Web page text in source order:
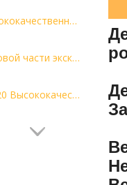
Bulldoer d375 Высококачественный верхний ролик Верхний ролик Несущий ролик по конкурентоспособной цене
Запчасти для ходовой части экскаватора с завода Запчасти для гусеничного ролика Рама экскаватора в сборе Верхний несущий EX100 Верхний ролик
Экскаватор CAT320 Высококачественный верхний ролик Верхний ролик Несущий ролик по конкурентоспособной цене